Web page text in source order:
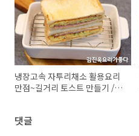
냉장고속 자투리채소 활용요리
만점~길거리 토스트 만들기 /김
댓글